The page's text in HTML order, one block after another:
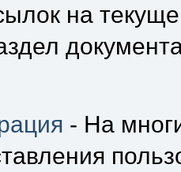
на
- На